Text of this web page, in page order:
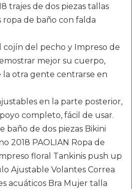
trajes de dos piezas tallas
de baño con falda
cojín del pecho y Impreso de
mejor su cuerpo,
la otra gente centrarse en
en la parte posterior,
completo, fácil de usar.
baño de dos piezas Bikini
2018 PAOLIAN Ropa de
floral Tankinis push up
Ajustable Volantes Correa
acuáticos Bra Mujer talla